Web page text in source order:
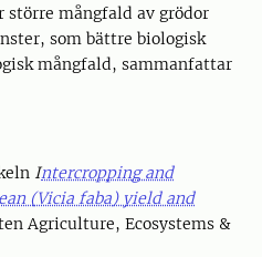
större mångfald av grödor
som bättre biologisk
mångfald, sammanfattar
Intercropping and
(Vicia faba) yield and
Agriculture, Ecosystems &